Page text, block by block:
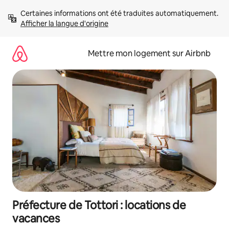
directement
Afficher la langue d'origine
Mettre mon logement sur Airbnb
Préfecture de Tottori : locations de
vacances